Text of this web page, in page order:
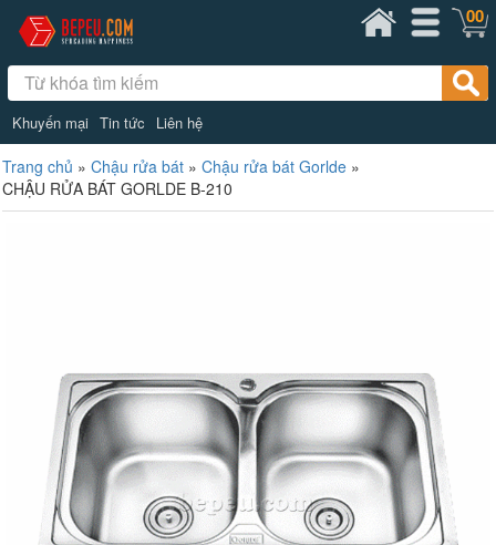
Khuyến mại Tin tức Liên hệ
00
Trang chủ » Chậu rửa bát » Chậu rửa bát Gorlde »
CHẬU RỬA BÁT GORLDE B-210